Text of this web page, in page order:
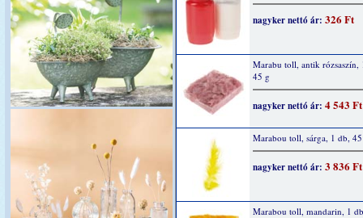
nagyker nettó ár: 326 Ft
Marabu toll, antik rózsaszín,
45 g
nagyker nettó ár: 4 543 Ft
Marabou toll, sárga, 1 db,
nagyker nettó ár: 3 836 Ft
Marabou toll, mandarin, 1